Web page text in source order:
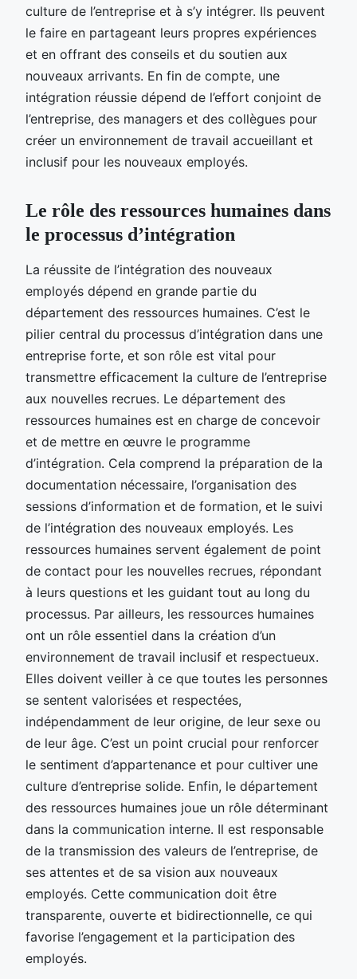
culture de l’entreprise et à s’y intégrer. Ils peuvent
le faire en partageant leurs propres expériences
et en offrant des conseils et du soutien aux
nouveaux arrivants. En fin de compte, une
intégration réussie dépend de l’effort conjoint de
l’entreprise, des managers et des collègues pour
créer un environnement de travail accueillant et
inclusif pour les nouveaux employés.
Le rôle des ressources humaines dans
le processus d’intégration
La réussite de l’intégration des nouveaux
employés dépend en grande partie du
département des ressources humaines. C’est le
pilier central du processus d’intégration dans une
entreprise forte, et son rôle est vital pour
transmettre efficacement la culture de l’entreprise
aux nouvelles recrues. Le département des
ressources humaines est en charge de concevoir
et de mettre en œuvre le programme
d’intégration. Cela comprend la préparation de la
documentation nécessaire, l’organisation des
sessions d’information et de formation, et le suivi
de l’intégration des nouveaux employés. Les
ressources humaines servent également de point
de contact pour les nouvelles recrues, répondant
à leurs questions et les guidant tout au long du
processus. Par ailleurs, les ressources humaines
ont un rôle essentiel dans la création d’un
environnement de travail inclusif et respectueux.
Elles doivent veiller à ce que toutes les personnes
se sentent valorisées et respectées,
indépendamment de leur origine, de leur sexe ou
de leur âge. C’est un point crucial pour renforcer
le sentiment d’appartenance et pour cultiver une
culture d’entreprise solide. Enfin, le département
des ressources humaines joue un rôle déterminant
dans la communication interne. Il est responsable
de la transmission des valeurs de l’entreprise, de
ses attentes et de sa vision aux nouveaux
employés. Cette communication doit être
transparente, ouverte et bidirectionnelle, ce qui
favorise l’engagement et la participation des
employés.